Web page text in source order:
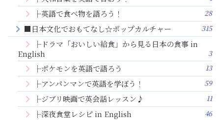
├英語で食べ物を語ろう！ 28
■日本文化でおもてなし☆ポップカルチャー 315
├ドラマ「おいしい給食」から見る日本の食事 in
English
3
├ポケモンを英語で語ろう 13
├アンパンマンで英語を学ぼう！ 59
├ジブリ映画で英会話レッスン♪ 11
├深夜食堂レシピ in English 46